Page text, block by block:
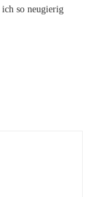
so neugierig